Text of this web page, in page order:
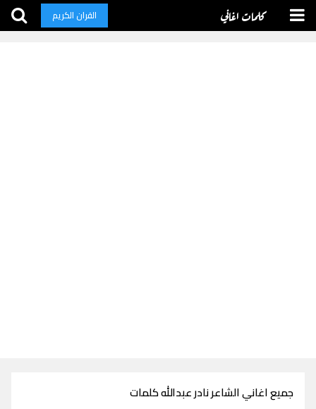
كلمات اغاني القران الكريم
جميع اغاني الشاعر نادر عبدالله كلمات